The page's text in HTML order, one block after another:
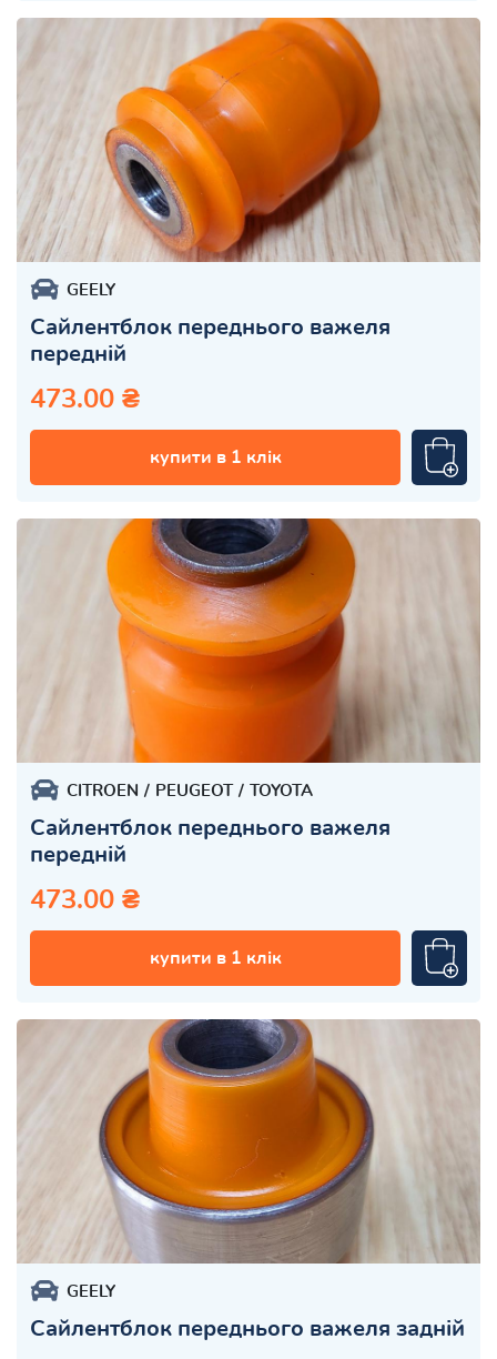
GEELY
Сайлентблок переднього важеля
передній
473.00 ₴
купити в 1 клік
CITROEN PEUGEOT TOYOTA
Сайлентблок переднього важеля
передній
473.00 ₴
купити в 1 клік
GEELY
Сайлентблок переднього важеля задній